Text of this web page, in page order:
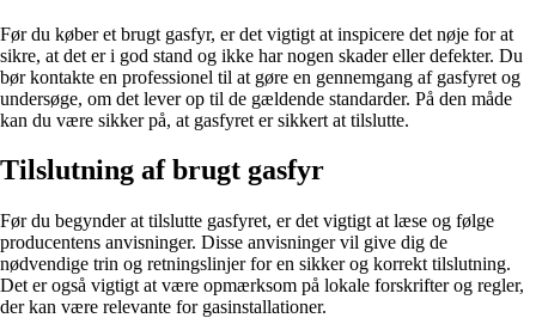
Før du køber et brugt gasfyr, er det vigtigt at inspicere det nøje for at
sikre, at det er i god stand og ikke har nogen skader eller defekter. Du
bør kontakte en professionel til at gøre en gennemgang af gasfyret og
undersøge, om det lever op til de gældende standarder. På den måde
kan du være sikker på, at gasfyret er sikkert at tilslutte.
Tilslutning af brugt gasfyr
Før du begynder at tilslutte gasfyret, er det vigtigt at læse og følge
producentens anvisninger. Disse anvisninger vil give dig de
nødvendige trin og retningslinjer for en sikker og korrekt tilslutning.
Det er også vigtigt at være opmærksom på lokale forskrifter og regler,
der kan være relevante for gasinstallationer.